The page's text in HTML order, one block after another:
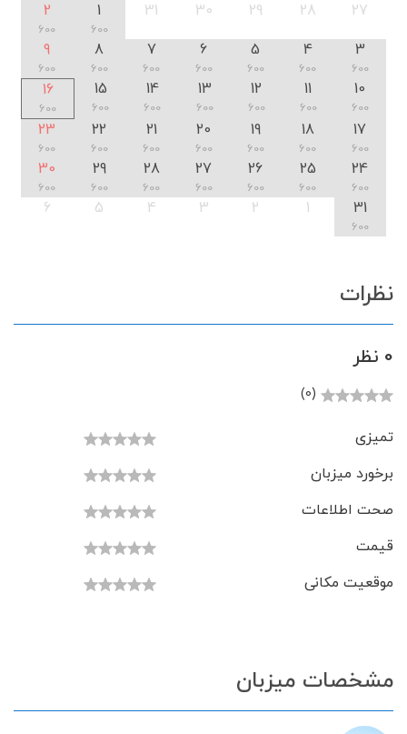
27
28
29
30
31
1
600
2
600
3
600
4
600
5
600
6
600
7
600
8
600
9
600
10
600
11
600
12
600
13
600
14
600
15
600
16
600
17
600
18
600
19
600
20
600
21
600
22
600
23
600
24
600
25
600
26
600
27
600
28
600
29
600
30
600
31
600
1
2
3
4
5
6
نظرات
0 نظر
(0)
تمیزی
برخورد میزبان
صحت اطلاعات
قیمت
موقعیت مکانی
مشخصات میزبان